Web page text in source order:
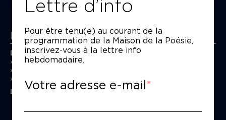
La Maison de la Poésie
Découvrir
En photos
L’équipe
Lettre d’info
Pour être tenu(e) au courant de la
programmation de la Maison de la Poésie,
inscrivez-vous à la lettre info
hebdomadaire.
Votre adresse e-mail